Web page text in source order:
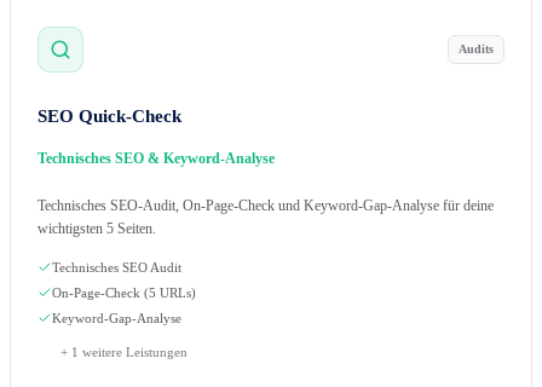
Audits
SEO Quick-Check
Technisches SEO & Keyword-Analyse
Technisches SEO-Audit, On-Page-Check und Keyword-Gap-Analyse für deine
wichtigsten 5 Seiten.
Technisches SEO Audit
On-Page-Check (5 URLs)
Keyword-Gap-Analyse
+ 1 weitere Leistungen